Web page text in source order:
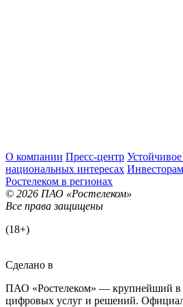
О компании Пресс-центр
национальных интересах
Ростелеком в регионах
© 2026 ПАО «Ростелеком»
Все права защищены
(18+)
Сделано в
ПАО «Ростелеком» — крупнейший в
цифровых услуг и решений.